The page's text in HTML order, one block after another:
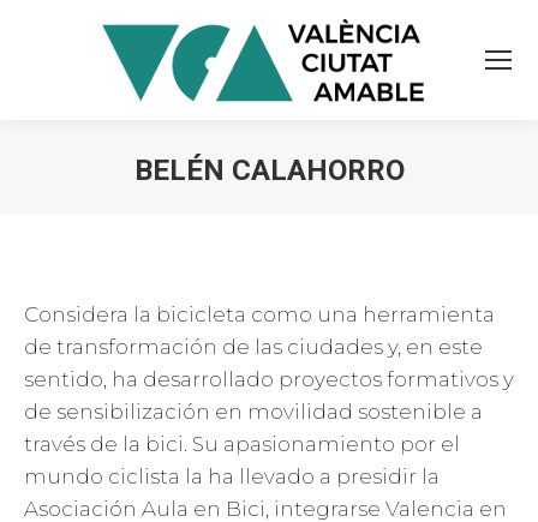
BELÉN CALAHORRO
Considera la bicicleta como una herramienta
de transformación de las ciudades y, en este
sentido, ha desarrollado proyectos formativos y
de sensibilización en movilidad sostenible a
través de la bici. Su apasionamiento por el
mundo ciclista la ha llevado a presidir la
Asociación Aula en Bici, integrarse Valencia en